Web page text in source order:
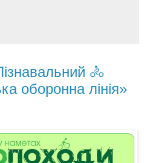
🚴
оборонна лінія»